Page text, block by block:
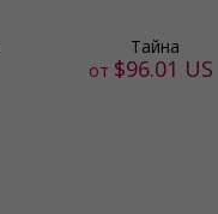
Тайна
от $96.01 US